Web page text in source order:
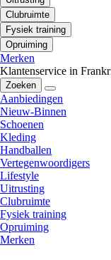
Clubruimte
Fysiek training
Opruiming
Merken
Klantenservice in
Zoeken
Aanbiedingen
Nieuw-Binnen
Schoenen
Kleding
Handballen
Vertegenwoordigers
Lifestyle
Uitrusting
Clubruimte
Fysiek training
Opruiming
Merken